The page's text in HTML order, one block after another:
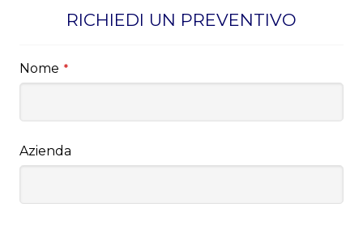
RICHIEDI UN PREVENTIVO
Nome *
Azienda